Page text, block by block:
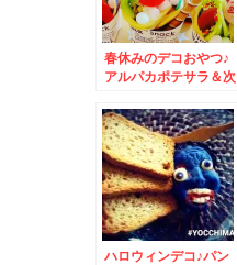
春休みのデコおやつ♪
アルパカポテサラ＆次
いっぴん」さんの豚三
昧♪
ハロウィンデコ♪パン